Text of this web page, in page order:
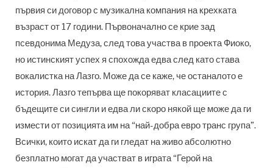
първия си договор с музикална компания на крехката
възраст от 17 години. Първоначално се крие зад
псевдонима Медуза, след това участва в проекта Фиоко,
но истинският успех я спохожда едва след като става
вокалистка на Лазго. Може да се каже, че останалото е
история. Лазго тепърва ще покоряват класациите с
бъдещите си сингли и едва ли скоро някой ще може да ги
измести от позицията им на “най-добра евро транс група”.
Всички, които искат да ги гледат на живо абсолютно
безплатно могат да участват в играта “Герой на